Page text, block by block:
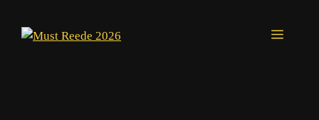
content
Menu